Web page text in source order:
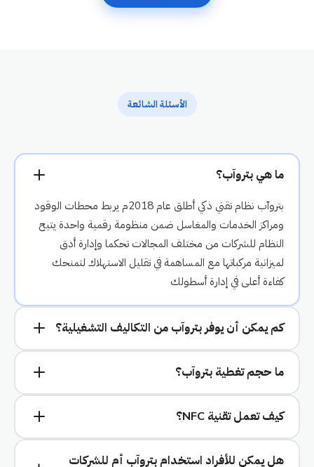
الأسئلة الشائعة
ما هي بتروآب؟
بتروآب نظام تقني ذكي أطلق عام 2018م يربط محطات الوقود
ومراكز الخدمات والمغاسل ضمن منظومة رقمية واحدة يتيح
النظام للشركات من مختلف المجالات تحكما وإدارة أدق
لميزانية مركباتها مع المساهمة في تقليل الاستهلاك لتمنحك
كفاءة أعلى في إدارة أسطولك
كم يمكن أن يوفر بتروآب من التكاليف التشغيلية؟
ما حجم تغطية بتروآب؟
كيف تعمل تقنية NFC؟
هل يمكن للأفراد استخدام بتروآب أم للشركات